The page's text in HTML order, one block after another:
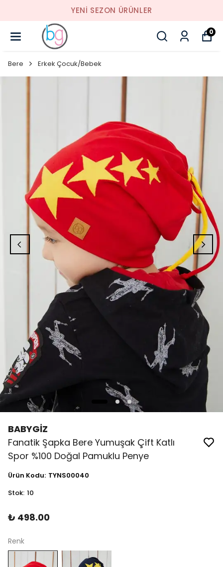
YENI SEZON ÜRÜNLER
0
Bere Erkek Çocuk/Bebek
BABYGİZ
Fanatik Şapka Bere Yumuşak Çift Katlı
Spor %100 Doğal Pamuklu Penye
Ürün Kodu: TYNS00040
Stok: 10
₺ 498.00
Renk